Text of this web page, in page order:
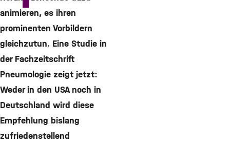
animieren, es ihren
prominenten Vorbildern
gleichzutun. Eine Studie in
der Fachzeitschrift
Pneumologie zeigt jetzt:
Weder in den USA noch in
Deutschland wird diese
Empfehlung bislang
zufriedenstellend